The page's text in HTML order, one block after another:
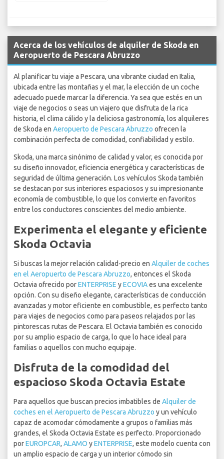
Acerca de los vehículos de alquiler de Skoda en
Aeropuerto de Pescara Abruzzo
Al planificar tu viaje a Pescara, una vibrante ciudad en Italia,
ubicada entre las montañas y el mar, la elección de un coche
adecuado puede marcar la diferencia. Ya sea que estés en un
viaje de negocios o seas un viajero que disfruta de la rica
historia, el clima cálido y la deliciosa gastronomía, los alquileres
de Skoda en Aeropuerto de Pescara Abruzzo ofrecen la
combinación perfecta de comodidad, confiabilidad y estilo.
Skoda, una marca sinónimo de calidad y valor, es conocida por
su diseño innovador, eficiencia energética y características de
seguridad de última generación. Los vehículos Skoda también
se destacan por sus interiores espaciosos y su impresionante
economía de combustible, lo que los convierte en favoritos
entre los conductores conscientes del medio ambiente.
Experimenta el elegante y eficiente
Skoda Octavia
Si buscas la mejor relación calidad-precio en Alquiler de coches
en el Aeropuerto de Pescara Abruzzo, entonces el Skoda
Octavia ofrecido porENTERPRISE yECOVIAes una excelente
opción. Con su diseño elegante, características de conducción
avanzadas y motor eficiente en combustible, es perfecto tanto
para viajes de negocios como para paseos relajados por las
pintorescas rutas de Pescara. El Octavia también es conocido
por su amplio espacio de carga, lo que lo hace ideal para
familias o aquellos con mucho equipaje.
Disfruta de la comodidad del
espacioso Skoda Octavia Estate
Para aquellos que buscan precios imbatibles de Alquiler de
coches en el Aeropuerto de Pescara Abruzzo y un vehículo
capaz de acomodar cómodamente a grupos o familias más
grandes, el Skoda Octavia Estate es perfecto. Proporcionado
porEUROPCAR, ALAMO yENTERPRISE, este modelo cuenta con
un amplio espacio de carga y un interior cómodo sin